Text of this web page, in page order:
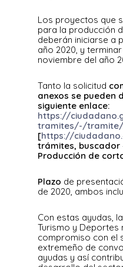
Los proyectos que
para la producción
deberán iniciarse a
año 2020, y
noviembre del año
Tanto la solicitud
anexos se pueden
siguiente enlace:
https://
tramites/-/tramite/
[https://
trámites,
Producción de
Plazo de
de 2020, ambos
Con estas ayudas,
Turismo y Deportes
compromiso con el
extremeño de
ayudas y así